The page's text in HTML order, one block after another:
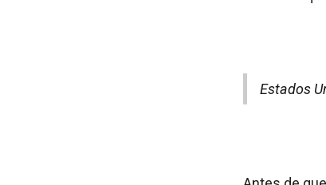
Estados